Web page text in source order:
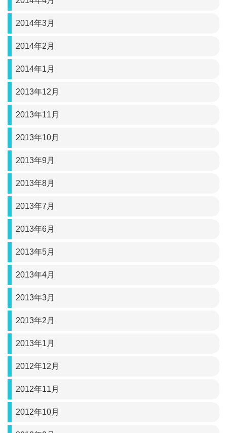
2014年3月
2014年2月
2014年1月
2013年12月
2013年11月
2013年10月
2013年9月
2013年8月
2013年7月
2013年6月
2013年5月
2013年4月
2013年3月
2013年2月
2013年1月
2012年12月
2012年11月
2012年10月